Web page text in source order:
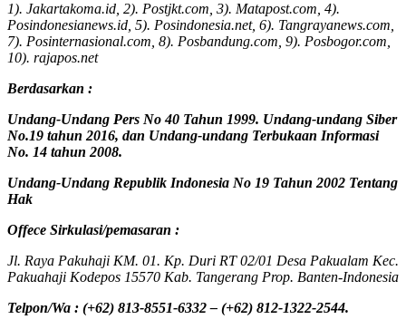
1). Jakartakoma.id, 2). Postjkt.com, 3). Matapost.com, 4).
Posindonesianews.id, 5). Posindonesia.net, 6). Tangrayanews.com,
7). Posinternasional.com, 8). Posbandung.com, 9). Posbogor.com,
10). rajapos.net
Berdasarkan :
Undang-Undang Pers No 40 Tahun 1999. Undang-undang Siber
No.19 tahun 2016, dan Undang-undang Terbukaan Informasi
No. 14 tahun 2008.
Undang-Undang Republik Indonesia No 19 Tahun 2002 Tentang
Hak
Offece Sirkulasi/pemasaran :
Jl. Raya Pakuhaji KM. 01. Kp. Duri RT 02/01 Desa Pakualam Kec.
Pakuahaji Kodepos 15570 Kab. Tangerang Prop. Banten-Indonesia
Telpon/Wa : (+62) 813-8551-6332 – (+62) 812-1322-2544.